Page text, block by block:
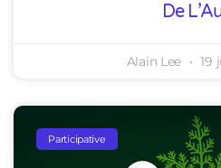
De
Alain Lee 19
Participative